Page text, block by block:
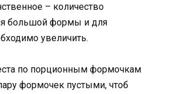
– количество
большой формы и для
увеличить.
по порционным формочкам
формочек пустыми, чтоб